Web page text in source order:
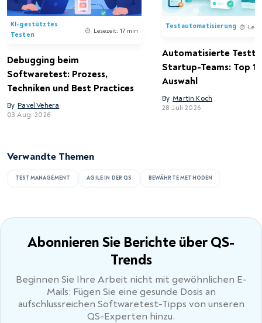
KI-gestütztes
Testen
Lesezeit: 17 min
Debugging beim
Softwaretest: Prozess,
Techniken und Best Practices
By Pavel Vehera
03 Aug. 2026
Testautomatisierung
Automatisierte
Startup-Teams: Top 15
Auswahl
By Martin Koch
28 Juli 2026
Verwandte Themen
TESTMANAGEMENT AGILE IN DER QS BEWÄHRTE METHODEN
Abonnieren Sie Berichte über QS-
Trends
Beginnen Sie Ihre Arbeit nicht mit gewöhnlichen E-
Mails: Fügen Sie eine gesunde Dosis an
aufschlussreichen Softwaretest-Tipps von unseren
QS-Experten hinzu.